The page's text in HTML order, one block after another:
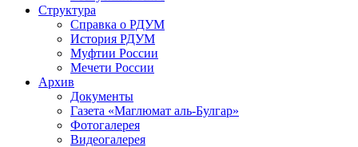
Структура
Справка о РДУМ
История РДУМ
Муфтии России
Мечети России
Архив
Документы
Газета «Маглюмат аль-Булгар»
Фотогалерея
Видеогалерея